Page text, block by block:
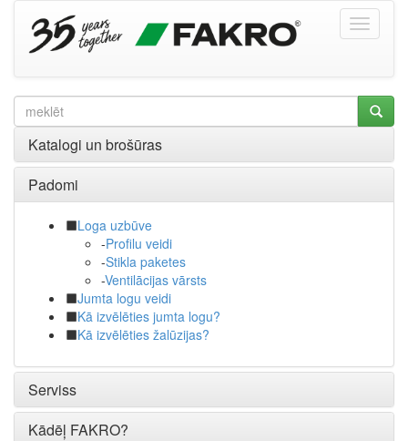
Katalogi un brošūras
Padomi
Loga uzbūve
-Profilu veidi
-Stikla paketes
-Ventilācijas vārsts
Jumta logu veidi
Kā izvēlēties jumta logu?
Kā izvēlēties žalūzijas?
Serviss
Kādēļ FAKRO?